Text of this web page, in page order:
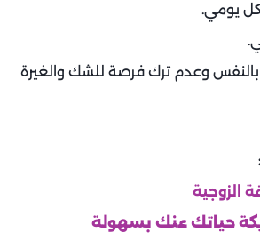
يومي.
وعدم ترك فرصة للشك والغيرة